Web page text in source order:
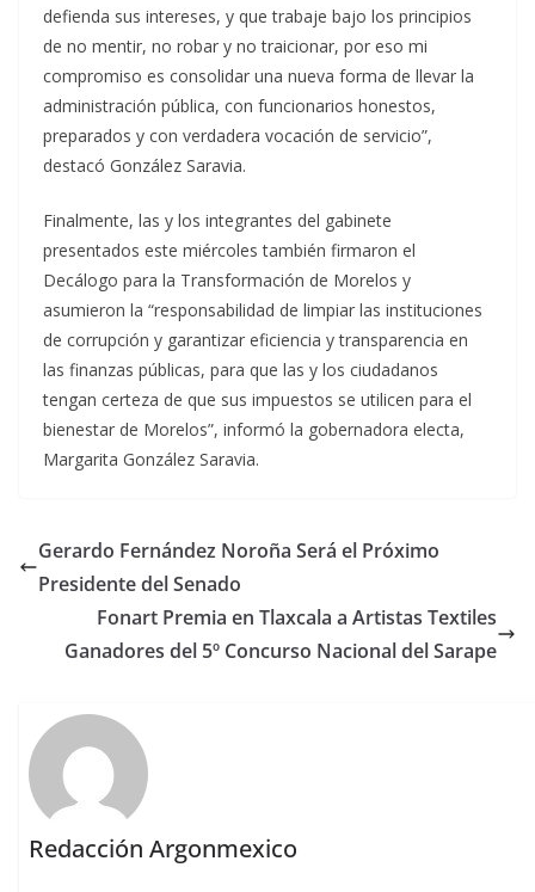
defienda sus intereses, y que trabaje bajo los principios
de no mentir, no robar y no traicionar, por eso mi
compromiso es consolidar una nueva forma de llevar la
administración pública, con funcionarios honestos,
preparados y con verdadera vocación de servicio”,
destacó González Saravia.
Finalmente, las y los integrantes del gabinete
presentados este miércoles también firmaron el
Decálogo para la Transformación de Morelos y
asumieron la “responsabilidad de limpiar las instituciones
de corrupción y garantizar eficiencia y transparencia en
las finanzas públicas, para que las y los ciudadanos
tengan certeza de que sus impuestos se utilicen para el
bienestar de Morelos”, informó la gobernadora electa,
Margarita González Saravia.
Gerardo Fernández Noroña Será el Próximo
Presidente del Senado
Fonart Premia en Tlaxcala a Artistas Textiles
Ganadores del 5º Concurso Nacional del Sarape
Redacción Argonmexico